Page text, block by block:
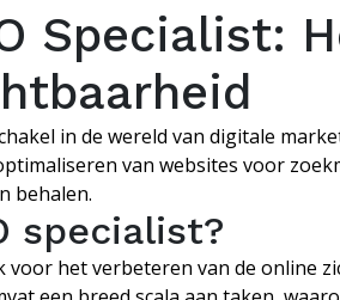
Specialist:
in de wereld van digitale
van websites voor
behalen.
specialist?
voor het verbeteren van de online